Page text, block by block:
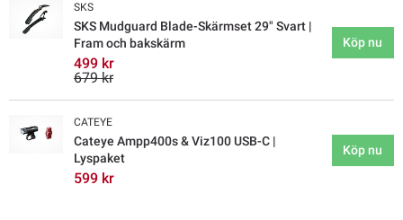
SKS
SKS Mudguard Blade-Skärmset 29" Svart |
Fram och bakskärm
499 kr
679 kr
Köp nu
CATEYE
Cateye Ampp400s & Viz100 USB-C |
Lyspaket
599 kr
Köp nu